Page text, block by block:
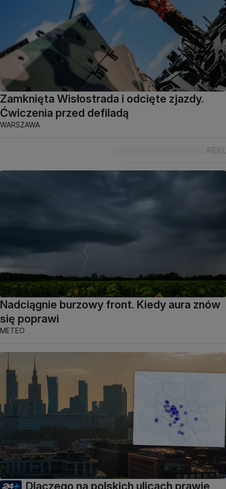
Zamknięta Wisłostrada i odcięte zjazdy.
Ćwiczenia przed defiladą
WARSZAWA
Nadciągnie burzowy front. Kiedy aura znów
się poprawi
METEO
Dlaczego na polskich ulicach prawie